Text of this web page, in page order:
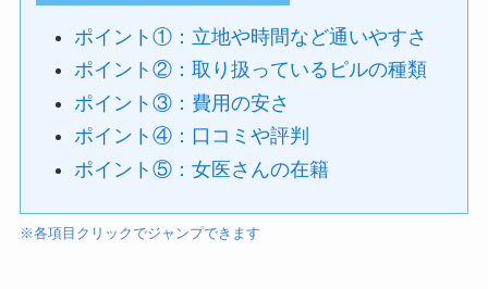
ポイント①：立地や時間など通いやすさ
ポイント②：取り扱っているピルの種類
ポイント③：費用の安さ
ポイント④：口コミや評判
ポイント⑤：女医さんの在籍
※各項目クリックでジャンプできます